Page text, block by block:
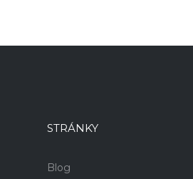
STRÁNKY
Blog